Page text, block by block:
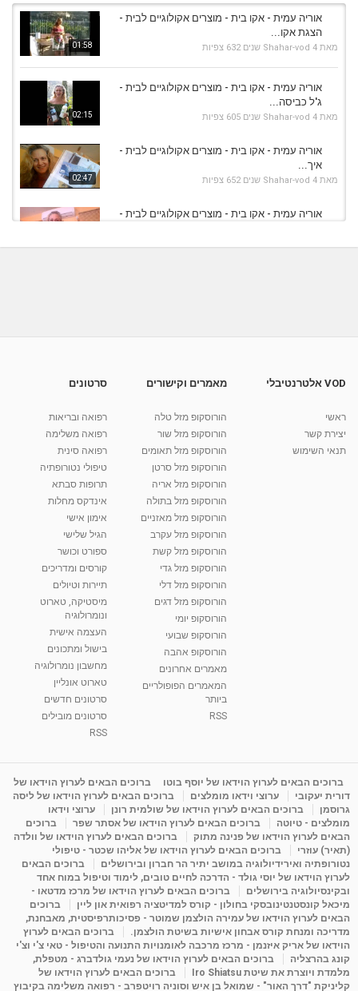
01:58
אוריה עמית - אקו בית - מוצרים אקולוגיים לבית -
הצגת אקו...
מאת Shahar-vod 4 שנים 632 צפיות
02:15
אוריה עמית - אקו בית - מוצרים אקולוגיים לבית -
ג'ל כביסה...
מאת Shahar-vod 4 שנים 605 צפיות
02:47
אוריה עמית - אקו בית - מוצרים אקולוגיים לבית -
איך...
מאת Shahar-vod 4 שנים 652 צפיות
אוריה עמית - אקו בית - מוצרים אקולוגיים לבית -
מאת Liem-vod 8 שנים
10:17
קרין גורן - העוגה המתגלצ’ת ללא קמח
38.5k צפיות
01:37
יוסי שר - מתמחה בשיטת אלכסנדר וטאי צ'י
2,734 צפיות
01:46
רנה רז-גילו -טיפול אנרגטי ויעוץ רוחני - נומרולוגית
2,310 צפיות
05:37
סודות בתאריך הלידה, משמעות חודש הלידה -
ינואר זינה ליבשיץ נומרולוגית
ליסה גרוסמן - המרכז לאימון התנהגותי - קשב
09:12
מדיטציה בדמיון מודרך - היכרות עם האני הפנימי
מאת admin 11 שנים 3,644 צפיות
פנינה מתוק - מרכז "נתיב הלב" בהרצליה-
מדיטציה-התחדשות
Shahar-vod
VOD אלטרנטיבלי
ראשי
יצירת קשר
תנאי השימוש
מאמרים וקישורים
הורוסקופ מזל טלה
הורוסקופ מזל שור
הורוסקופ מזל תאומים
הורוסקופ מזל סרטן
הורוסקופ מזל אריה
הורוסקופ מזל בתולה
הורוסקופ מזל מאזניים
הורוסקופ מזל עקרב
הורוסקופ מזל קשת
הורוסקופ מזל גדי
הורוסקופ מזל דלי
הורוסקופ מזל דגים
הורוסקופ יומי
הורוסקופ שבועי
הורוסקופ אהבה
מאמרים אחרונים
המאמרים הפופולריים
ביותר
RSS
סרטונים
רפואה ובריאות
רפואה משלימה
רפואה סינית
טיפולי נטורופתיה
תרופות סבתא
אינדקס מחלות
אימון אישי
הגיל שלישי
ספורט וכושר
קורסים ומדריכים
תיירות וטיולים
מיסטיקה, טארוט
ונומרולוגיה
העצמה אישית
בישול ומתכונים
מחשבון נומרולוגיה
טארוט אונליין
סרטונים חדשים
סרטונים מובילים
RSS
ברוכים הבאים לערוץ הוידאו של יוסף בוטו
ברוכים הבאים לערוץ הוידאו של
דורית יעקובי
ערוצי וידאו מומלצים
ברוכים הבאים לערוץ הוידאו של ליסה
גרוסמן
ברוכים הבאים לערוץ הוידאו של שולמית רונן
ערוצי וידאו
מומלצים - טיוטה
ברוכים הבאים לערוץ הוידאו של אסתר שפר
ברוכים
הבאים לערוץ הוידאו של פנינה מתוק
ברוכים הבאים לערוץ הוידאו של וולדה
(תאיר) עוזרי
ברוכים הבאים לערוץ הוידאו של אליהו שכטר - טיפולי
נטורופתיה ואירידיולוגיה במושב יתיר הר חברון ובירושלים
ברוכים הבאים
לערוץ הוידאו של יוסי גולד - הדרכה לחיים טובים, לימוד וטיפול במוח אחד
ובקינסיולוגיה בירושלים
ברוכים הבאים לערוץ הוידאו של מרכז מדטאו -
מיכאל קונסטנטינובסקי בחולון - קורס למדיטציה רפואית און ליין
ברוכים
הבאים לערוץ הוידאו של עמירה הולצמן שמוטר - פסיכותרפיסטית, מאבחנת,
מדריכה ומנחת קורס אבחון אישיות בשיטת הולצמן.
ברוכים הבאים לערוץ
הוידאו של אריק איזנמן - מרכז מרכבה לאומנויות התנועה והטיפול - טאי צ'י וצ'י
קונג בהרצליה
ברוכים הבאים לערוץ הוידאו של נעמי גולדברג - מטפלת,
מלמדת ויוצרת את שיטת Iro Shiatsu
ברוכים הבאים לערוץ הוידאו של
קליניקת "דרך האור" - שמואל בן איש וסוניה רויטפרב - רפואה משלימה בקיבוץ